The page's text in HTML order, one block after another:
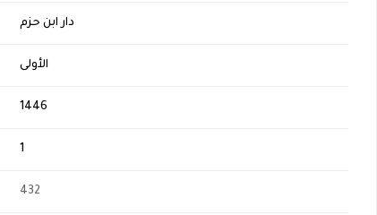
دار ابن حزم
الأولى
1446
1
432